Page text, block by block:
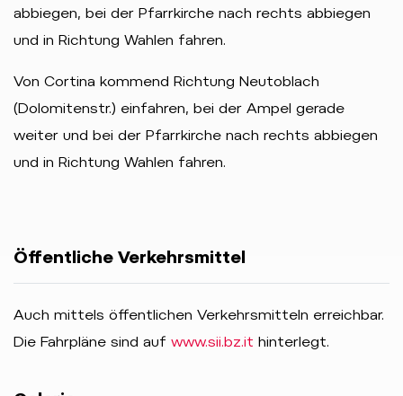
abbiegen, bei der Pfarrkirche nach rechts abbiegen
und in Richtung Wahlen fahren.
Von Cortina kommend Richtung Neutoblach
(Dolomitenstr.) einfahren, bei der Ampel gerade
weiter und bei der Pfarrkirche nach rechts abbiegen
und in Richtung Wahlen fahren.
Öffentliche Verkehrsmittel
Auch mittels öffentlichen Verkehrsmitteln erreichbar.
Die Fahrpläne sind auf www.sii.bz.it hinterlegt.